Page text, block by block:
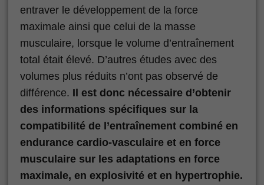
entraver le développement de la force
maximale ainsi que celui de la masse
musculaire, lorsque le volume d’entraînement
total était élevé. D’autres études avec des
volumes plus réduits n’ont pas observé de
différence. Il est donc nécessaire d’obtenir
des informations spécifiques sur la
compatibilité de l’entraînement combiné en
endurance cardio-vasculaire et en force
musculaire sur les adaptations en force
maximale, en explosivité et en hypertrophie.